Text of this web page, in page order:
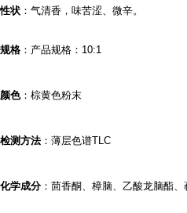
性状 ：气清香，味苦涩、微辛。
规格 ：产品规格： 10:1
颜色：棕黄色粉末
检测方法：薄层色谱TLC
化学成分：茴香酮、樟脑、乙酸龙脑酯